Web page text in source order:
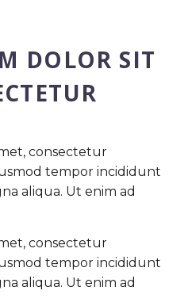
DOLOR SIT
consectetur
tempor incididunt
aliqua. Ut enim ad
consectetur
tempor incididunt
aliqua. Ut enim ad